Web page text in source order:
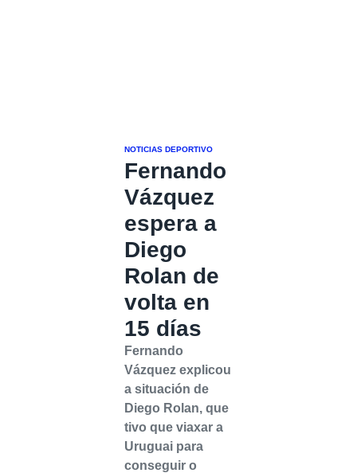
NOTICIAS DEPORTIVO
Fernando
Vázquez
espera a
Diego
Rolan de
volta en
15 días
Fernando
Vázquez explicou
a situación de
Diego Rolan, que
tivo que viaxar a
Uruguai para
conseguir o